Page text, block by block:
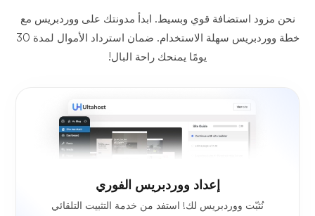
نحن مزود استضافة قوي وبسيط. ابدأ مدونتك على ووردبريس مع
خطة ووردبريس سهلة الاستخدام. ضمان استرداد الأموال لمدة 30
يومًا يمنحك راحة البال!
إعداد ووردبريس الفوري
نُثبّت ووردبريس لك! استفد من خدمة التثبيت التلقائي